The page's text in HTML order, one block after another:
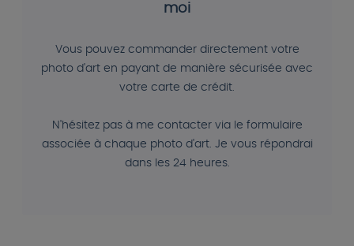
moi
Vous pouvez commander directement votre
photo d'art en payant de manière sécurisée avec
votre carte de crédit.
N'hésitez pas à me contacter via le formulaire
associée à chaque photo d'art. Je vous répondrai
dans les 24 heures.